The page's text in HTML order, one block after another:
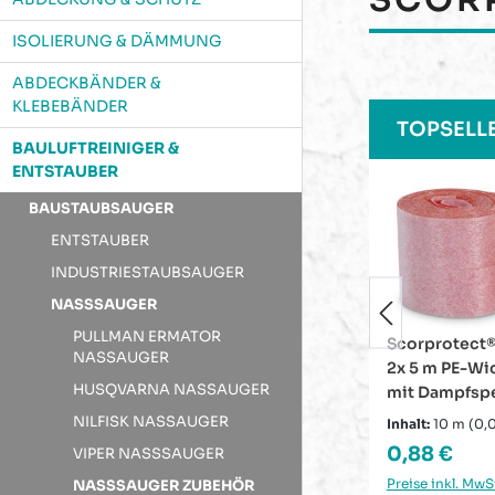
ISOLIERUNG & DÄMMUNG
ABDECKBÄNDER &
KLEBEBÄNDER
BAULUFTREINIGER &
ENTSTAUBER
BAUSTAUBSAUGER
ENTSTAUBER
INDUSTRIESTAUBSAUGER
NASSSAUGER
PULLMAN ERMATOR
NASSAUGER
HUSQVARNA NASSAUGER
NILFISK NASSAUGER
VIPER NASSSAUGER
NASSSAUGER ZUBEHÖR
Scorprotect® Doppelrolle
2x 5 m PE-Wickelband rot
mit Dampfsperre 50 mm x
2 mm
Inhalt:10 m(0,09 € / 1 m)
Regulärer Preis:
0,88 €
Preise inkl. MwSt. zzgl.
Armacell
Kautschuk
Handschuhe
Schlüsselband
Inhalt: 8 m²
Regulärer
Ab79,99 €
Preise inkl.